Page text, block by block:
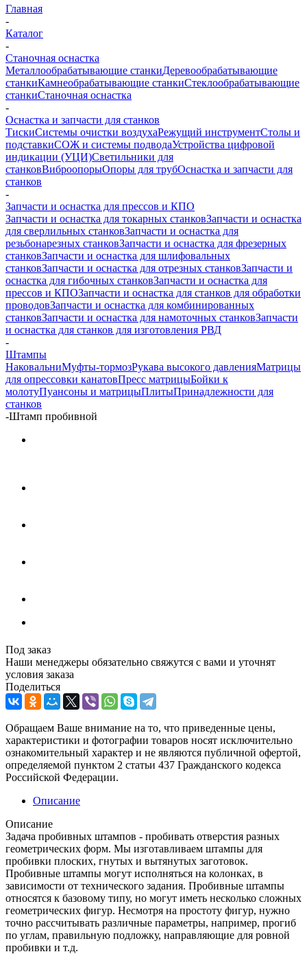
Главная
-
Каталог
-
Станочная оснастка
Металлообрабатывающие станкиДеревообрабатывающие
станкиКамнеобрабатывающие станкиСтеклообрабатывающие
станкиСтаночная оснастка
-
Оснастка и запчасти для станков
ТискиСистемы очистки воздухаРежущий инструментСтолы и
подставкиСОЖ и системы подводаУстройства цифровой
индикации (УЦИ)Светильники для
станковВиброопорыОпоры для трубОснастка и запчасти для
станков
-
Запчасти и оснастка для прессов и КПО
Запчасти и оснастка для токарных станковЗапчасти и оснастка
для сверлильных станковЗапчасти и оснастка для
резьбонарезных станковЗапчасти и оснастка для фрезерных
станковЗапчасти и оснастка для шлифовальных
станковЗапчасти и оснастка для отрезных станковЗапчасти и
оснастка для гибочных станковЗапчасти и оснастка для
прессов и КПОЗапчасти и оснастка для станков для обработки
проводовЗапчасти и оснастка для комбинированных
станковЗапчасти и оснастка для намоточных станковЗапчасти
и оснастка для станков для изготовления РВД
-
Штампы
НаковальниМуфты-тормозРукава высокого давленияМатрицы
для опрессовки канатовПресс матрицыБойки к
молотуПуансоны и матрицыПлитыПринадлежности для
станков
-Штамп пробивной
Под заказ
Наши менеджеры обязательно свяжутся с вами и уточнят
условия заказа
Поделиться
Обращаем Ваше внимание на то, что приведенные цены,
характеристики и фотографии товаров носят исключительно
ознакомительный характер и не являются публичной офертой,
определяемой пунктом 2 статьи 437 Гражданского кодекса
Российской Федерации.
Описание
Описание
Задача пробивных штампов - пробивать отверстия разных
геометрических форм. Мы изготавливаем штампы для
пробивки плоских, гнутых и вытянутых заготовок.
Пробивные штампы могут исполняться на колонках, в
зависимости от технического задания. Пробивные штампы
относятся к базовому типу, но могут иметь несколько сложных
геометрических фигур. Несмотря на простоту фигур, нужно
точно рассчитывать различные параметры, например, прогиб
по углам, правильную подложку, направляющие для ровной
пробивки и т.д.